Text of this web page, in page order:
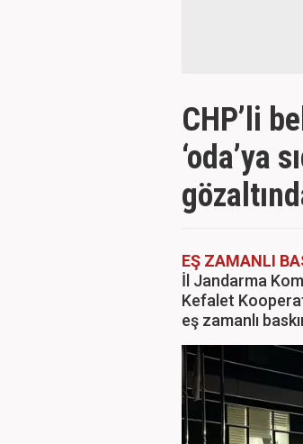
CHP’li
‘oda’ya
EŞ ZAMANLI
İl Jandarma
Kefalet
eş zamanlı